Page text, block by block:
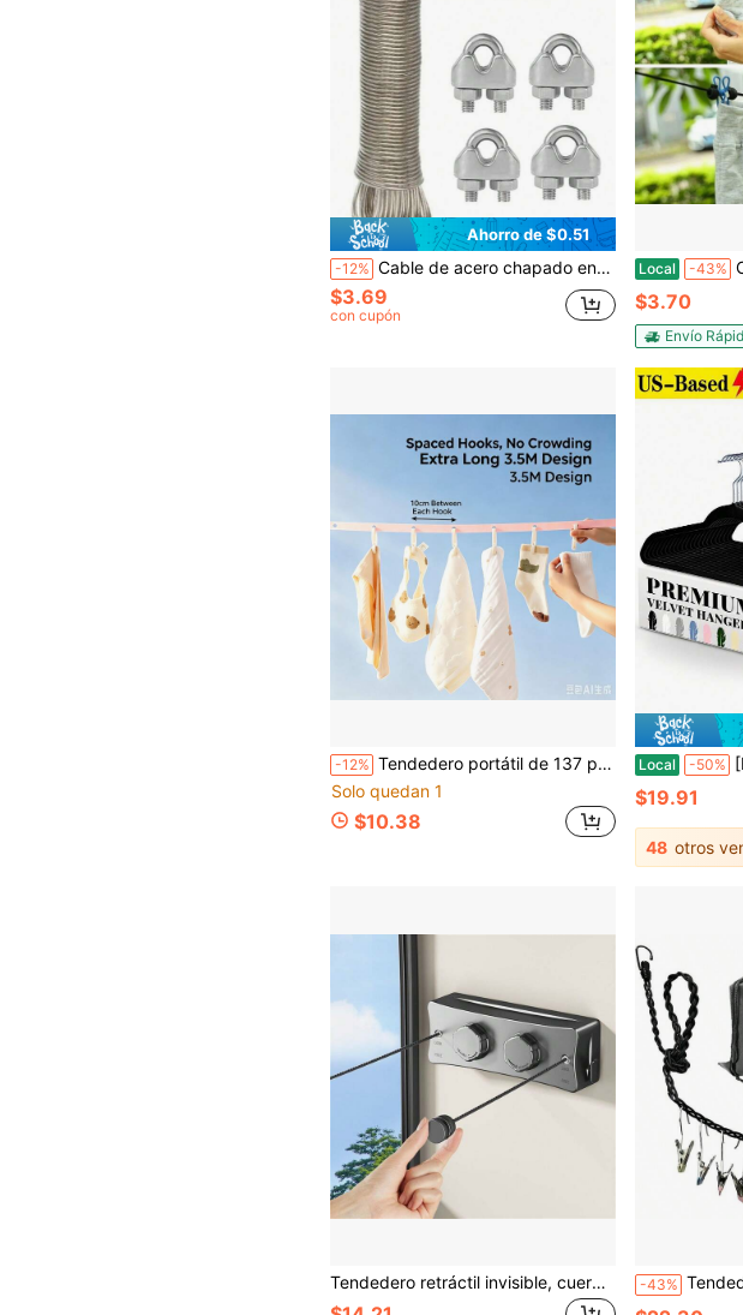
Ahorro de $0.51
-12% Cable de acero chapado en cobre de 2,5 mm, adecuado para secado en el hogar, uso en exteriores, también se puede usar como cuerda de amarre de equipaje
$3.69
con cupón
Local -43%
$3.70
Envío
-12% Tendedero portátil de 137 pulgadas con ganchos de metal, tendedero retráctil para patio, balcón, azotea y lavandería, cuerda de ropa ligera para viajes y camping, cuerda de colgar multiusos para interiores y exteriores
Solo quedan 1
$10.38
Local -50% [Entrega en 2-7 días en los
$19.91
48 otros
Tendedero retráctil invisible, cuerda de secado de acero para interior/balcón, tendedero retráctil de baño, tendedero retráctil montado en la pared -43% Tendedero retráctil portátil para viajes y